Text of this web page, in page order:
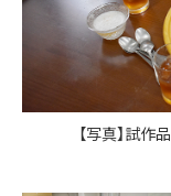
【写真】試